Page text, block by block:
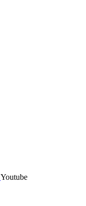
Youtube